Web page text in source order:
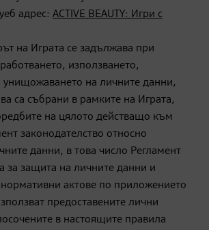
адрес: ACTIVE BEAUTY: Игри с
на Играта се задължава при
използването,
унищожаването на личните данни,
са събрани в рамките на Играта,
на цялото действащо към
законодателство относно
данни, в това число Регламент
за защита на личните данни и
актове по приложението
предоставените лични
в настоящите правила